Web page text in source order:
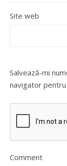
Site web
Salvează-mi
navigator
Comment